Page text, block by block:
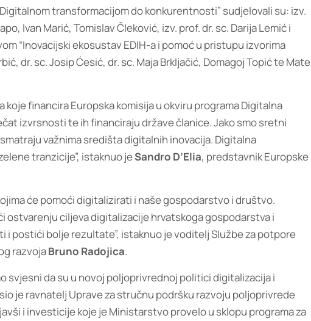
transformacijom do konkurentnosti” sudjelovali su: izv.
Ivan Marić, Tomislav Čleković, izv. prof. dr. sc. Darija Lemić i
“Inovacijski ekosustav EDIH-a i pomoć u pristupu izvorima
dr. sc. Josip Ćesić, dr. sc. Maja Brkljačić, Domagoj Topić te Mate
financira Europska komisija u okviru programa Digitalna
izvrsnosti te ih financiraju države članice. Jako smo sretni
važnima središta digitalnih inovacija. Digitalna
tranzicije”, istaknuo jeSandro D’Elia, predstavnik Europske
će pomoći digitalizirati i naše gospodarstvo i društvo.
ostvarenju ciljeva digitalizacije hrvatskoga gospodarstva i
i postići bolje rezultate”, istaknuo je voditelj Službe za potpore
razvojaBruno Radojica.
svjesni da su u novoj poljoprivrednoj politici digitalizacija i
je ravnatelj Uprave za stručnu podršku razvoju poljoprivrede
i investicije koje je Ministarstvo provelo u sklopu programa za